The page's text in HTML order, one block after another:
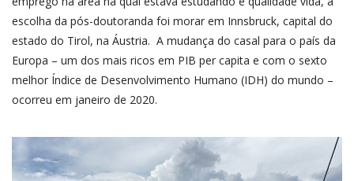
escolha da pós-doutoranda foi morar em Innsbruck, capital do
estado do Tirol, na Áustria. A mudança do casal para o país da
Europa – um dos mais ricos em PIB per capita e com o sexto
melhor Índice de Desenvolvimento Humano (IDH) do mundo –
ocorreu em janeiro de 2020.